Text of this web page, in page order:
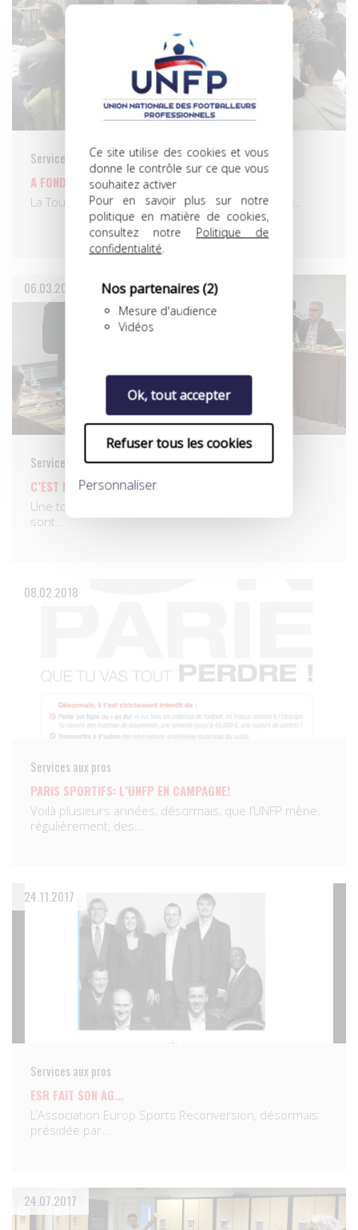
Ce site utilise des cookies et vous
donne le contrôle sur ce que vous
souhaitez activer
Pour en savoir plus sur notre
politique en matière de cookies,
consultez notre Politique de
confidentialité.
Nos partenaires(2)
Mesure d'audience
Vidéos
Ok, tout accepter
Refuser tous les cookies
Personnaliser
Services aux pros
A FOND LA CAISSE!
La Tournée des services de l’UNFP bat son plein…
06.03.2018
Services aux pros
C’EST PARTI!
Une tournée chasse l’autre, à l’UNFP, puisque ce
sont…
08.02.2018
Services aux pros
PARIS SPORTIFS: L’UNFP EN CAMPAGNE!
Voilà plusieurs années, désormais, que l’UNFP mène,
régulièrement, des…
24.11.2017
Services aux pros
ESR FAIT SON AG…
L’Association Europ Sports Reconversion, désormais
présidée par…
24.07.2017